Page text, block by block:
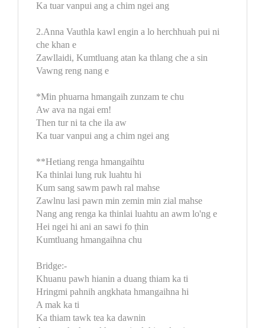
Ka tuar vanpui ang a chim ngei ang
2.Anna Vauthla kawl engin a lo herchhuah pui ni
che khan e
Zawllaidi, Kumtluang atan ka thlang che a sin
Vawng reng nang e
*Min phuarna hmangaih zunzam te chu
Aw ava na ngai em!
Then tur ni ta che ila aw
Ka tuar vanpui ang a chim ngei ang
**Hetiang renga hmangaihtu
Ka thinlai lung ruk luahtu hi
Kum sang sawm pawh ral mahse
Zawlnu lasi pawn min zemin min zial mahse
Nang ang renga ka thinlai luahtu an awm lo'ng e
Hei ngei hi ani an sawi fo ṭhin
Kumtluang hmangaihna chu
Bridge:-
Khuanu pawh hianin a duang thiam ka ti
Hringmi pahnih angkhata hmangaihna hi
A mak ka ti
Ka thiam tawk tea ka dawnin